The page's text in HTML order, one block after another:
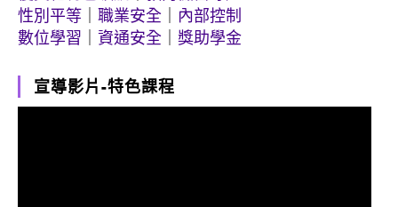
性別平等
職業安全
內部控制
數位學習
資通安全 獎助學金
宣導影片-特色課程